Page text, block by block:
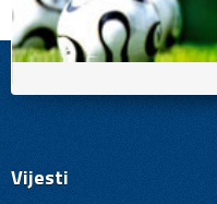
Vijesti